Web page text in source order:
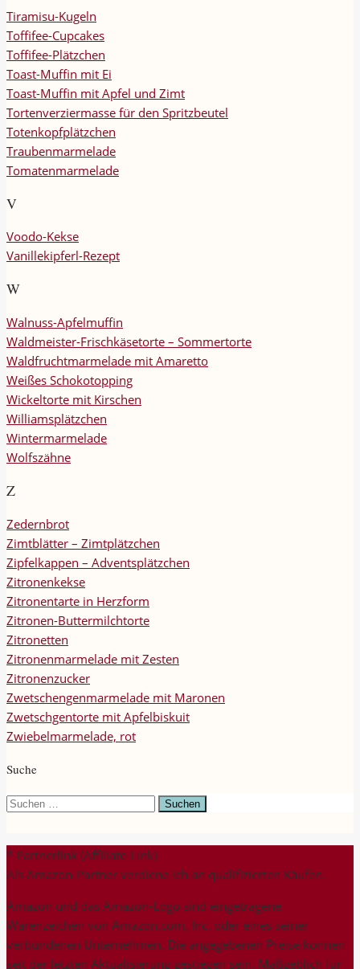
Tiramisu-Kugeln
Toffifee-Cupcakes
Toffifee-Plätzchen
Toast-Muffin mit Ei
Toast-Muffin mit Apfel und Zimt
Tortenverziermasse für den Spritzbeutel
Totenkopfplätzchen
Traubenmarmelade
Tomatenmarmelade
V
Voodo-Kekse
Vanillekipferl-Rezept
W
Walnuss-Apfelmuffin
Waldmeister-Frischkäsetorte – Sommertorte
Waldfruchtmarmelade mit Amaretto
Weißes Schokotopping
Wickeltorte mit Kirschen
Williamsplätzchen
Wintermarmelade
Wolfszähne
Z
Zedernbrot
Zimtblätter – Zimtplätzchen
Zipfelkappen – Adventsplätzchen
Zitronenkekse
Zitronentarte in Herzform
Zitronen-Buttermilchtorte
Zitronetten
Zitronenmarmelade mit Zesten
Zitronenzucker
Zwetschengenmarmelade mit Maronen
Zwetschgentorte mit Apfelbiskuit
Zwiebelmarmelade, rot
Suche
Suchen
* Partnerlink (Affiliate-Link)
Als Amazon-Partner verdiene ich an qualifizierten Käufen.
Amazon und das Amazon-Logo sind eingetragene
Warenzeichen von Amazon.com, Inc. oder eines seiner
verbundenen Unternehmen. Die angegebenen Preise können
seit der letzten Aktualisierung gestiegen sein. Maßgeblich für